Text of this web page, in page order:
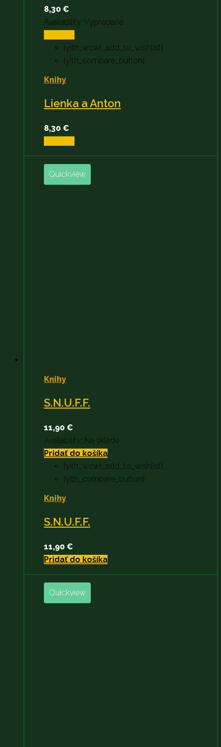
8,30 €
Availability: Vypredané
[yith_wcwl_add_to_wishlist]
[yith_compare_button]
Knihy
Lienka a Anton
8,30 €
Quickview
Knihy
S.N.U.F.F.
11,90 €
Availability: Na sklade
Pridať do košíka
[yith_wcwl_add_to_wishlist]
[yith_compare_button]
Knihy
S.N.U.F.F.
11,90 €
Pridať do košíka
Quickview